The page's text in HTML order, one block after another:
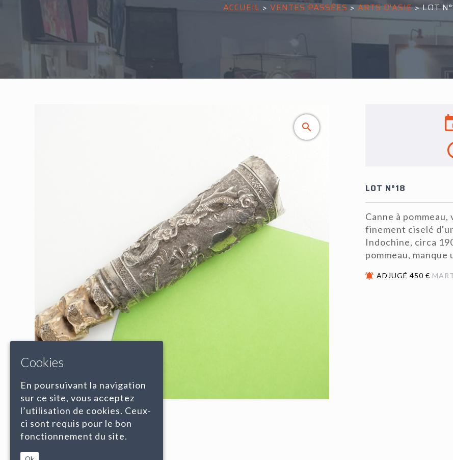
ACCUEIL > VENTES PASSÉES>ARTS D'ASIE>LOT
LOT N°18
Canne à
finement ciselé
Indochine, circa
pommeau, manque
ADJUGÉ 450 €
Cookies
En poursuivant la navigation
sur ce site, vous acceptez
l’utilisation de cookies. Ceux-
ci sont requis pour le bon
fonctionnement du site.